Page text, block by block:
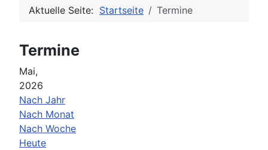
Aktuelle Seite: Startseite Termine
Termine
Mai,
2026
Nach Jahr
Nach Monat
Nach Woche
Heute